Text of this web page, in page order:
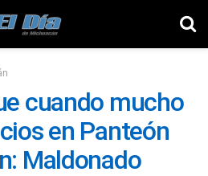
cuando mucho
en Panteón
Maldonado